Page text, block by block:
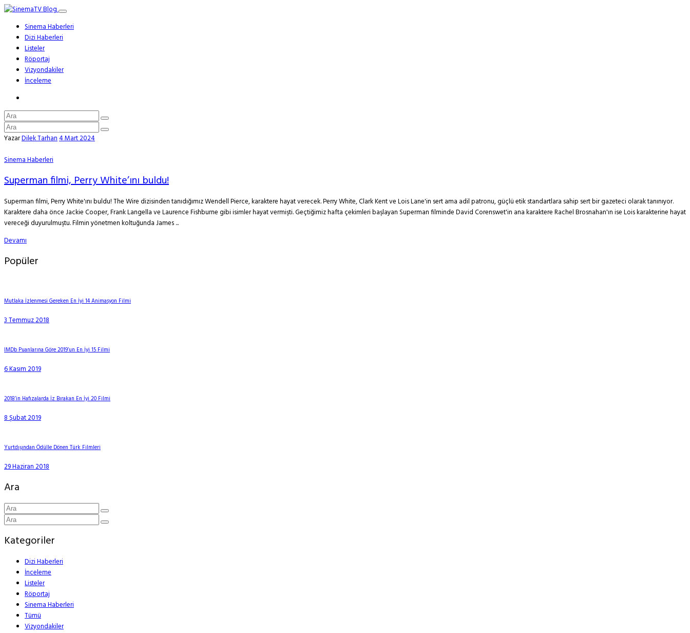
Sinema Haberleri
Dizi Haberleri
Listeler
Röportaj
Vizyondakiler
İnceleme
YazarDilek Tarhan4 Mart 2024
Sinema Haberleri
Superman filmi, Perry White’ını buldu!
Superman filmi, Perry White'ını buldu! The Wire dizisinden tanıdığımız Wendell Pierce, karaktere hayat verecek. Perry White, Clark Kent ve Lois Lane'in sert ama adil patronu, güçlü etik standartlara sahip sert bir gazeteci olarak tanınıyor.
Karaktere daha önce Jackie Cooper, Frank Langella ve Laurence Fishburne gibi isimler hayat vermişti. Geçtiğimiz hafta çekimleri başlayan Superman filminde David Corenswet'in ana karaktere Rachel Brosnahan'ın ise Lois karakterine hayat
vereceği duyurulmuştu. Filmin yönetmen koltuğunda James ...
Devamı
Popüler
Mutlaka İzlenmesi Gereken En İyi 14 Animasyon Filmi
3 Temmuz 2018
IMDb Puanlarına Göre 2019’un En İyi 15 Filmi
6 Kasım 2019
2018’in Hafızalarda İz Bırakan En İyi 20 Filmi
8 Şubat 2019
Yurtdışından Ödülle Dönen Türk Filmleri
29 Haziran 2018
Ara
Kategoriler
Dizi Haberleri
İnceleme
Listeler
Röportaj
Sinema Haberleri
Tümü
Vizyondakiler